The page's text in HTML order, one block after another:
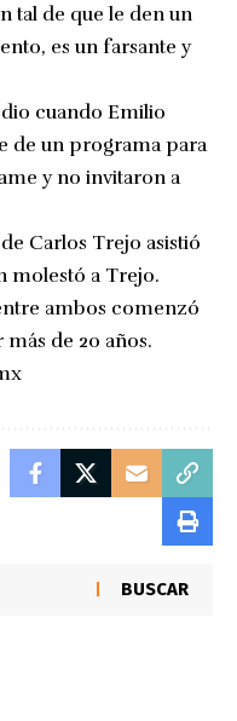
tal de que le den un
es un farsante y
cuando Emilio
de un programa para
y no invitaron a
Carlos Trejo asistió
molestó a Trejo.
ambos comenzó
de 20 años.
BUSCAR